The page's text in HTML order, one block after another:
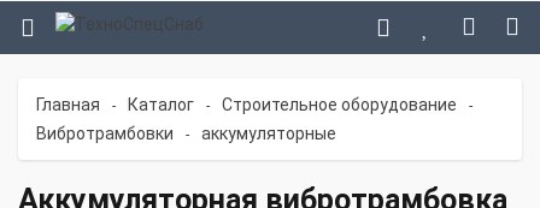
Главная - Каталог - Строительное оборудование -
Вибротрамбовки - аккумуляторные
Аккумуляторная вибротрамбовка